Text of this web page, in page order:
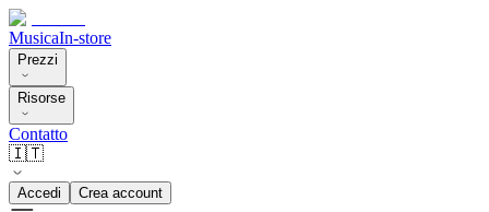
MusicaIn-store
Prezzi
Risorse
Contatto
🇮🇹
Accedi Crea account